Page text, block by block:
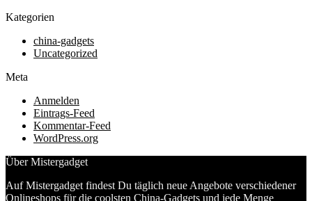
Kategorien
china-gadgets
Uncategorized
Meta
Anmelden
Eintrags-Feed
Kommentar-Feed
WordPress.org
Über Mistergadget
Auf Mistergadget findest Du täglich neue Angebote verschiedener
Onlineshops für die coolsten China-Gadgets und jede Menge